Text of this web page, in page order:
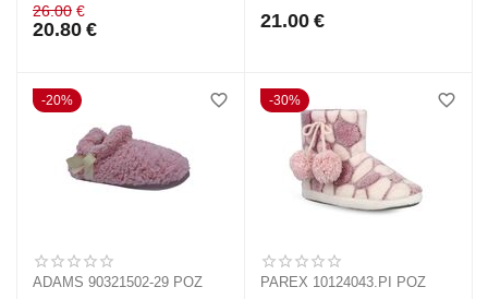
26.00 €
20.80 € 21.00 €
20%
ADAMS 90321502-29 ΡΟΖ
30%
PAREX 10124043.PI ΡΟΖ